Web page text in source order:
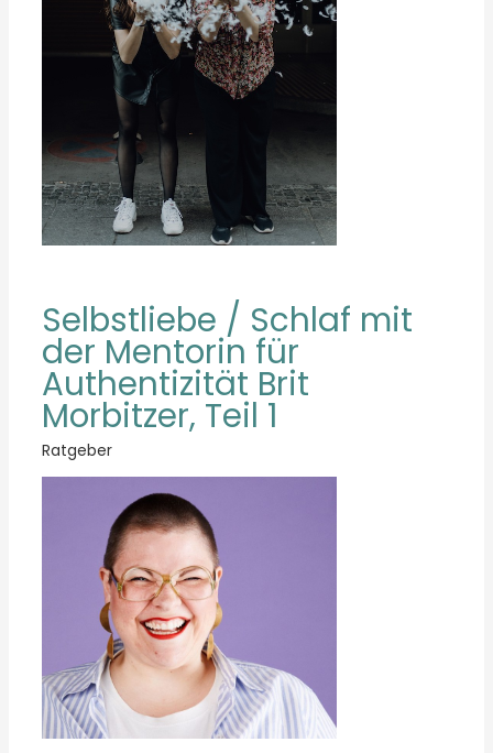
Selbstliebe / Schlaf mit
der Mentorin für
Authentizität Brit
Morbitzer, Teil 1
Ratgeber